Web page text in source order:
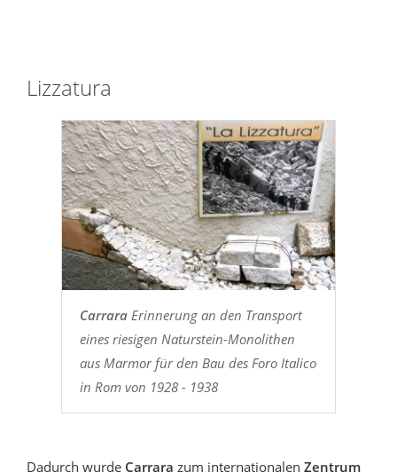
Lizzatura
CarraraErinnerung an den Transport
eines riesigen Naturstein-Monolithen
aus Marmor für den Bau des Foro Italico
in Rom von 1928 - 1938
Dadurch wurde Carrara zum internationalen Zentrum